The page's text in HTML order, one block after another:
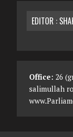
EDITOR :
Office:26
salimullah